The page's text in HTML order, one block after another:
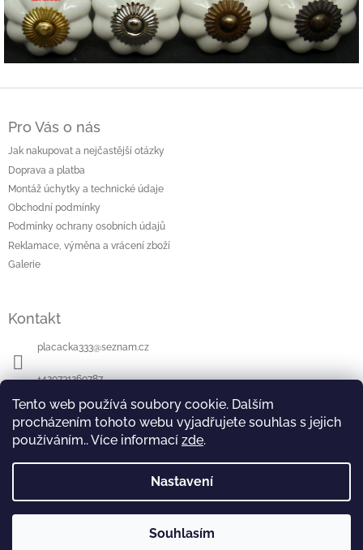
Tento web používá soubory cookie. Dalším
procházením tohoto webu vyjadřujete souhlas s jejich
používáním.. Více informací zde.
Nastavení
Souhlasím
Pro Vás o nás
Jak nakupovat a nejčastější otázky
Doprava a platba
Montáž úchytky a technické údaje
Obchodní podmínky
Podmínky ochrany osobních údajů
Reklamace, výměna a vrácení zboží
Galerie
Kontakt
placacka333@seznam.cz
+420731260787
Najdete nás na Facebooku
Copyright 2026Úchytky Plácačka